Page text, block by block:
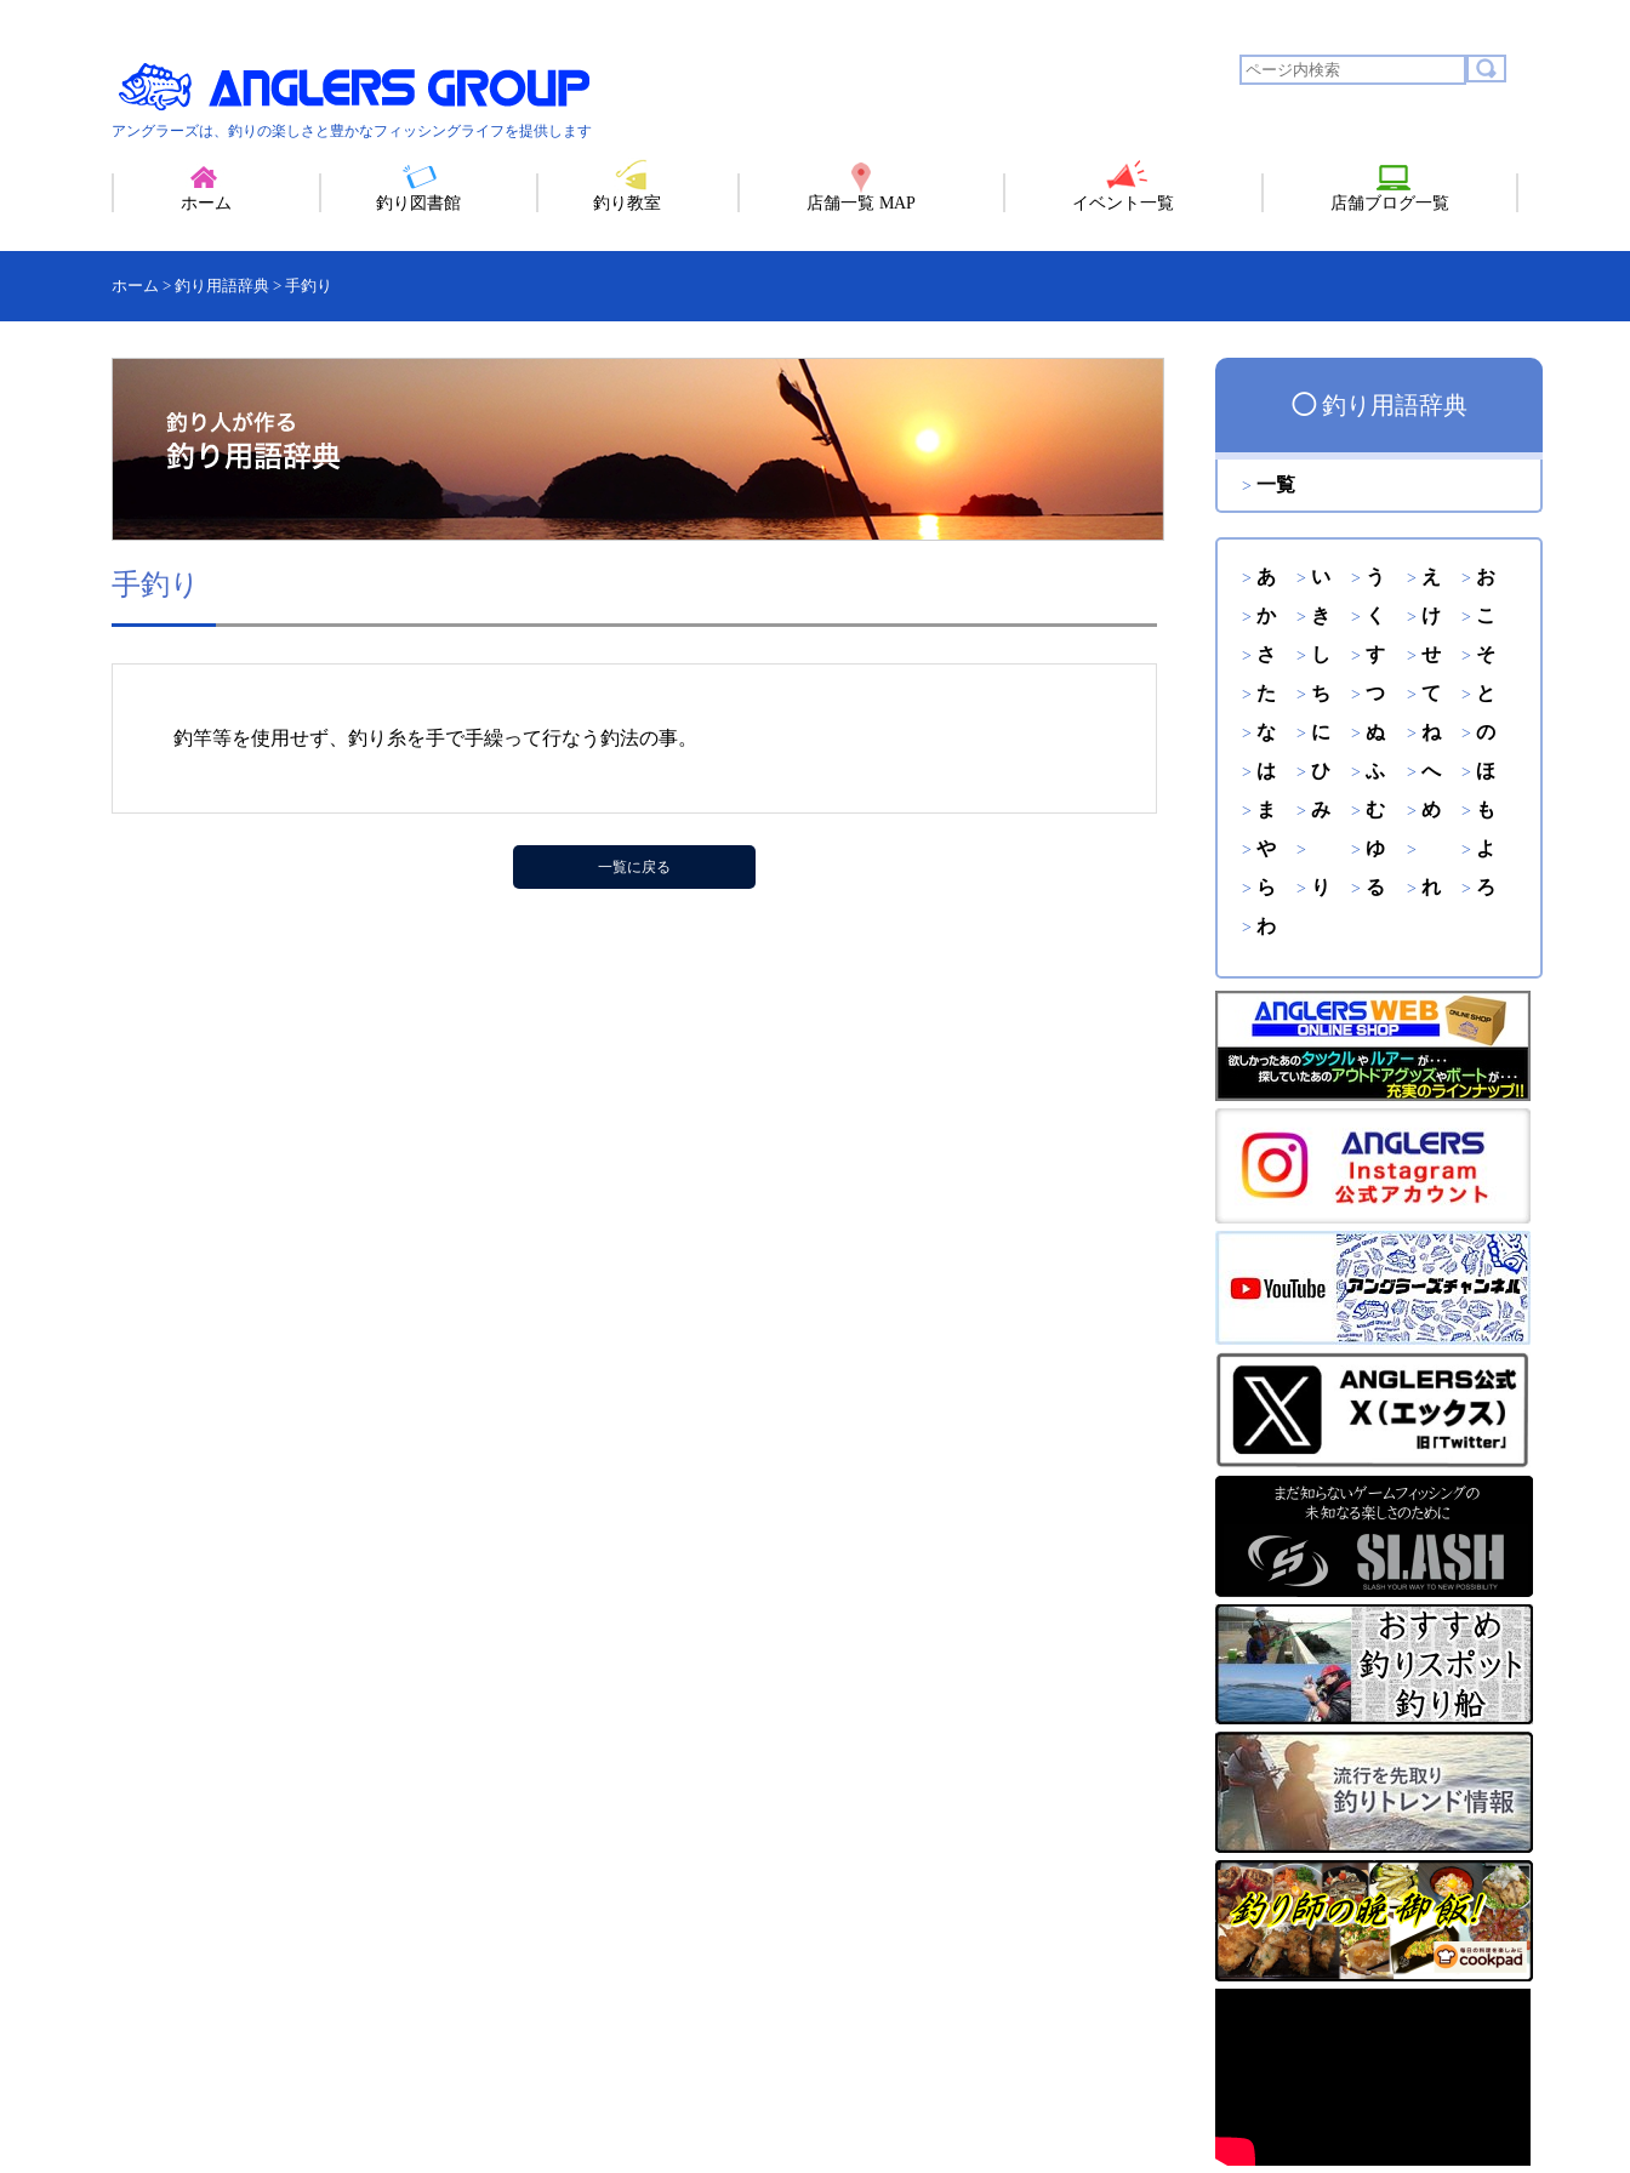
アングラーズは、釣りの楽しさと豊かなフィッシングライフを提供します
ホーム 釣り図書館 釣り教室 店舗一覧 MAP イベント一覧 店舗ブログ一覧
ホーム > 釣り用語辞典 > 手釣り
手釣り
釣竿等を使用せず、釣り糸を手で手繰って行なう釣法の事。
一覧に戻る
◯釣り用語辞典
一覧
あ い う え
お
か
き く け
こ
さ
し す せ
そ
た
ち つ て
と
な
に ぬ ね
の
は
ひ ふ へ
ほ
ま
み む め
も
や
ゆ
よ
ら
り る れ
ろ
わ